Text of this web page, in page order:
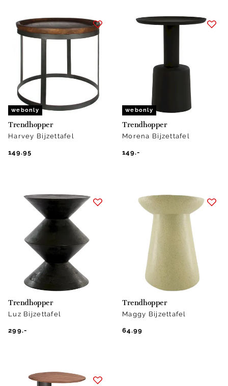
webonly
Trendhopper
Harvey Bijzettafel
149.95
webonly
Trendhopper
Morena Bijzettafel
149.-
Trendhopper
Luz Bijzettafel
299.-
Trendhopper
Maggy Bijzettafel
64.99